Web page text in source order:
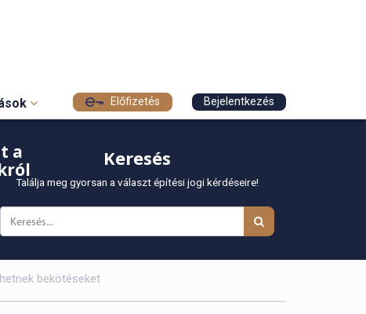
Előfizetés Bejelentkezés
a
Keresés
Találja meg gyorsan a választ építési jogi kérdéseire!
bekötéseket